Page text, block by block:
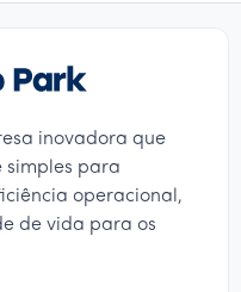
inovadora que
simples para
operacional,
de vida para os